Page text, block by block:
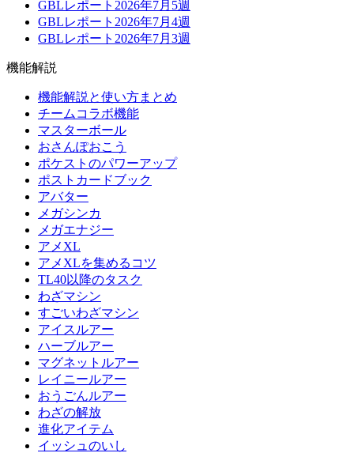
GBLレポート2026年7月5週
GBLレポート2026年7月4週
GBLレポート2026年7月3週
機能解説
機能解説と使い方まとめ
チームコラボ機能
マスターボール
おさんぽおこう
ポケストのパワーアップ
ポストカードブック
アバター
メガシンカ
メガエナジー
アメXL
アメXLを集めるコツ
TL40以降のタスク
わざマシン
すごいわざマシン
アイスルアー
ハーブルアー
マグネットルアー
レイニールアー
おうごんルアー
わざの解放
進化アイテム
イッシュのいし